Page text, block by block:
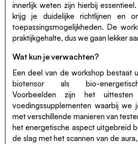
innerlijk weten zijn hierbij
krijg je duidelijke richtlijnen en
toepassingsmogelijkheden. De
praktijkgehalte, dus we gaan lekker
Wat kun je verwachten?
Een deel van de workshop bestaat
biotensor als bio-
Voorbeelden zijn het
voedingssupplementen waarbij we
met verschillende manieren van
het energetische aspect uitgebreid
de slag met het scannen van de